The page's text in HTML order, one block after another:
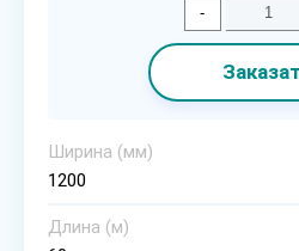
-
Ширина (мм)
1200
Длина (м)